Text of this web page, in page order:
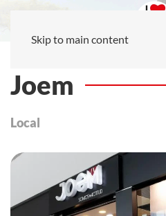
Skip to main content
Joem
Local